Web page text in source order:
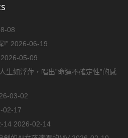
08
!” 2026-06-19
2026-05-09
生如浮萍，唱出”命運不確定性”的感
03-02
02-17
14 2026-02-14